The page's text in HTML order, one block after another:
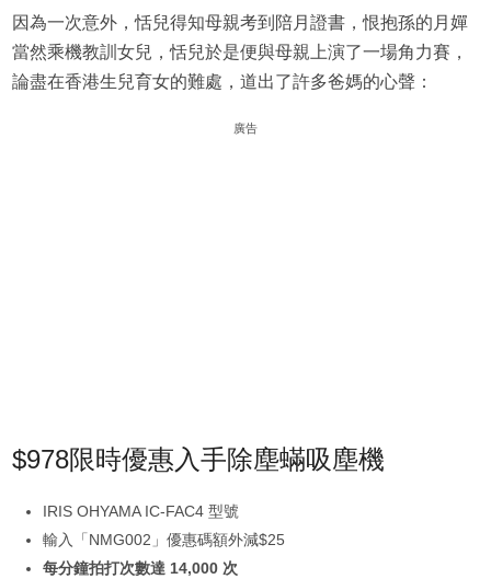
因為一次意外，恬兒得知母親考到陪月證書，恨抱孫的月嬋
當然乘機教訓女兒，恬兒於是便與母親上演了一場角力賽，
論盡在香港生兒育女的難處，道出了許多爸媽的心聲：
廣告
$978限時優惠入手除塵蟎吸塵機
IRIS OHYAMA IC-FAC4 型號
輸入「NMG002」優惠碼額外減$25
每分鐘拍打次數達 14,000 次